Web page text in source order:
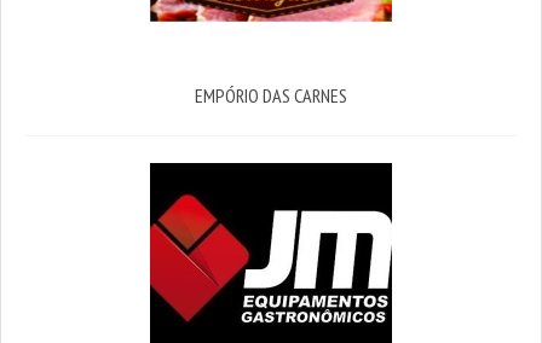
EMPÓRIO DAS CARNES